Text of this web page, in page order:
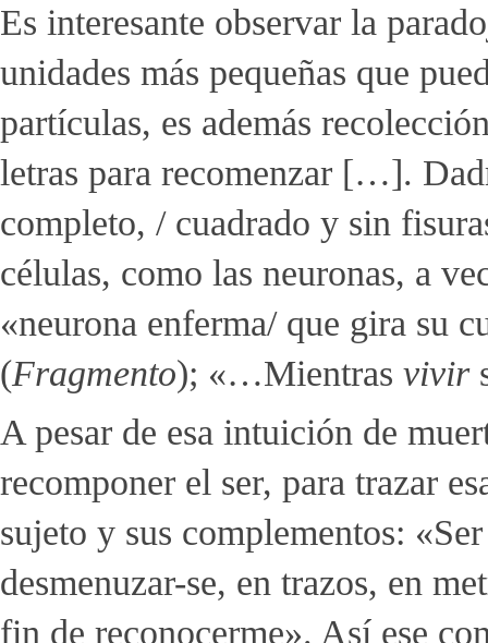
Es interesante observar la
unidades más pequeñas que
partículas, es además
letras para recomenzar […].
completo, / cuadrado y sin
células, como las neuronas, a
«neurona enferma/ que gira su
(Fragmento); «…Mientras vivir
A pesar de esa intuición de
recomponer el ser, para trazar
sujeto y sus complementos:
desmenuzar-se, en trazos, en
fin de reconocerme». Así ese